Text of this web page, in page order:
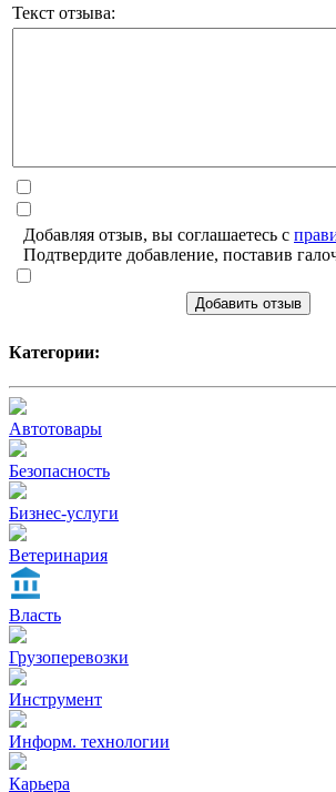
Текст отзыва:
Добавляя отзыв, вы соглашаетесь с
Подтвердите добавление, поставив
Добавить отзыв
Категории:
Автотовары
Безопасность
Бизнес-услуги
Ветеринария
Власть
Грузоперевозки
Инструмент
Информ. технологии
Карьера